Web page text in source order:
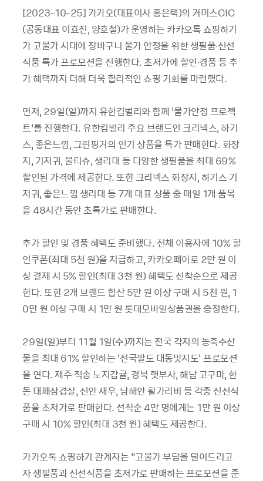
[2023-10-25] 카카오(대표이사 홍은택)의 커머스CIC
(공동대표 이효진, 양호철)가 운영하는 카카오톡 쇼핑하기
가 고물가 시대에 장바구니 물가 안정을 위한 생필품∙신선
식품 특가 프로모션을 진행한다. 초저가에 할인∙경품 등 추
가 혜택까지 더해 더욱 합리적인 쇼핑 기회를 마련했다.
먼저, 29일(일)까지 유한킴벌리와 함께 ‘물가안정 프로젝
트’를 진행한다. 유한킴벌리 주요 브랜드인 크리넥스, 하기
스, 좋은느낌, 그린핑거의 인기 상품을 특가 판매한다. 화장
지, 기저귀, 물티슈, 생리대 등 다양한 생필품을 최대 69%
할인된 가격에 제공한다. 또한 크리넥스 화장지, 하기스 기
저귀, 좋은느낌 생리대 등 7개 대표 상품 중 매일 1개 품목
을 48시간 동안 초특가로 판매한다.
추가 할인 및 경품 혜택도 준비했다. 전체 이용자에 10% 할
인쿠폰(최대 5천 원)을 지급하고, 카카오페이로 2만 원 이
상 결제 시 5% 할인(최대 3천 원) 혜택도 선착순으로 제공
한다. 또한 2개 브랜드 합산 5만 원 이상 구매 시 5천 원, 1
0만 원 이상 구매 시 1만 원 롯데모바일상품권을 증정한다.
29일(일)부터 11월 1일(수)까지는 전국 각지의 농축수산
물을 최대 61% 할인하는 ‘전국팔도 대동맛지도’ 프로모션
을 연다. 제주 직송 노지감귤, 경북 햇부사, 해남 고구마, 한
돈 대패삼겹살, 신안 새우, 남해안 활가리비 등 각종 신선식
품을 초저가로 판매한다. 선착순 4만 명에게는 1만 원 이상
구매 시 10% 할인(최대 3천 원) 혜택도 제공한다.
카카오톡 쇼핑하기 관계자는 “고물가 부담을 덜어드리고
자 생필품과 신선식품을 초저가로 판매하는 프로모션을 준